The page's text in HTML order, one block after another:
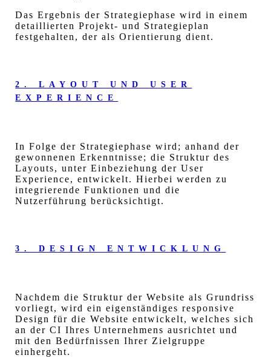
Das Ergebnis der Strategiephase wird in einem
detaillierten Projekt- und Strategieplan
festgehalten, der als Orientierung dient.
2. LAYOUT UND USER
EXPERIENCE
In Folge der Strategiephase wird; anhand der
gewonnenen Erkenntnisse; die Struktur des
Layouts, unter Einbeziehung der User
Experience, entwickelt. Hierbei werden zu
integrierende Funktionen und die
Nutzerführung berücksichtigt.
3. DESIGN ENTWICKLUNG
Nachdem die Struktur der Website als Grundriss
vorliegt, wird ein eigenständiges responsive
Design für die Website entwickelt, welches sich
an der CI Ihres Unternehmens ausrichtet und
mit den Bedürfnissen Ihrer Zielgruppe
einhergeht.